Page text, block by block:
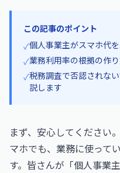
この記事のポイント
✓個人事業主がスマホ代
✓業務利用率の根拠の作
✓税務調査で否認されな
説します
まず、安心してください
マホでも、業務に使って
す。皆さんが「個人事業